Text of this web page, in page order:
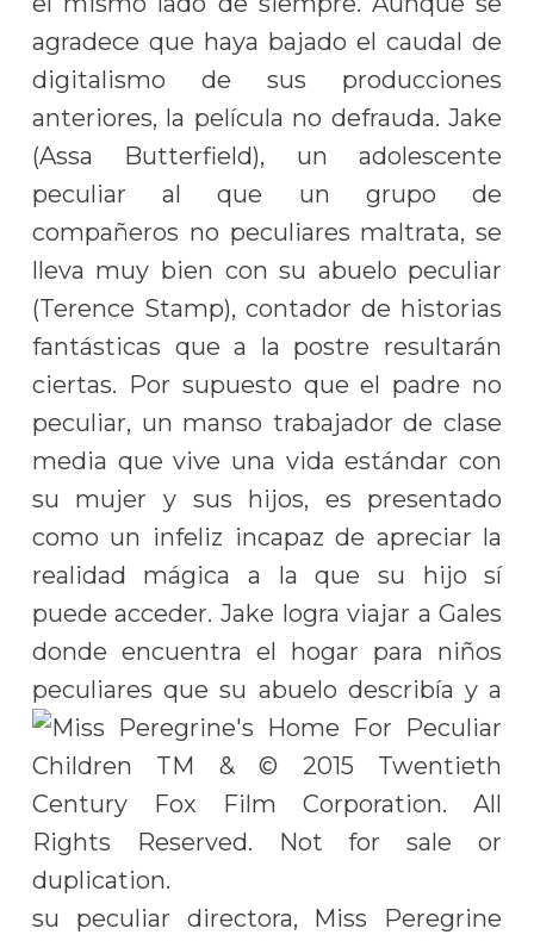
agradece que haya bajado el caudal de
digitalismo de sus producciones
anteriores, la película no defrauda. Jake
(Assa Butterfield), un adolescente
peculiar al que un grupo de
compañeros no peculiares maltrata, se
lleva muy bien con su abuelo peculiar
(Terence Stamp), contador de historias
fantásticas que a la postre resultarán
ciertas. Por supuesto que el padre no
peculiar, un manso trabajador de clase
media que vive una vida estándar con
su mujer y sus hijos, es presentado
como un infeliz incapaz de apreciar la
realidad mágica a la que su hijo sí
puede acceder. Jake logra viajar a Gales
donde encuentra el hogar para niños
peculiares que su abuelo describía y a
su peculiar directora, Miss Peregrine